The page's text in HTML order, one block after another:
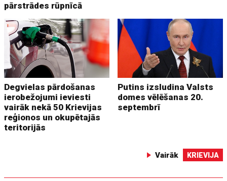
pārstrādes rūpnīcā
Degvielas pārdošanas
ierobežojumi ieviesti
vairāk nekā 50 Krievijas
reģionos un okupētajās
teritorijās
Putins izsludina Valsts
domes vēlēšanas 20.
septembrī
Vairāk KRIEVIJA